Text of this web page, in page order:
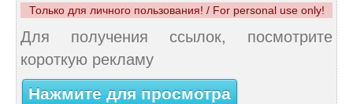
Только для личного пользования! / For personal use only!
Для получения ссылок, посмотрите
короткую рекламу
Нажмите для просмотра